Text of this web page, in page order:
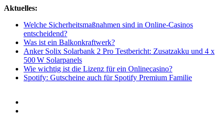
Zum
springen
Aktuelles:
Welche Sicherheitsmaßnahmen sind in Online-Casinos
entscheidend?
Was ist ein Balkonkraftwerk?
Anker Solix Solarbank 2 Pro Testbericht: Zusatzakku und 4 x
500 W Solarpanels
Wie wichtig ist die Lizenz für ein Onlinecasino?
Spotify: Gutscheine auch für Spotify Premium Familie